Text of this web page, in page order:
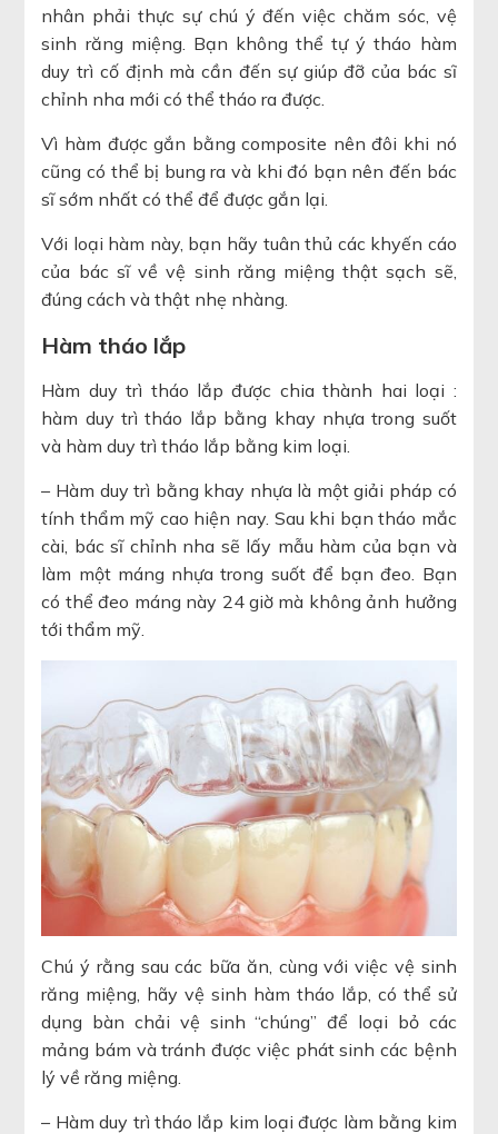
nhân phải thực sự chú ý đến việc chăm sóc, vệ
sinh răng miệng. Bạn không thể tự ý tháo hàm
duy trì cố định mà cần đến sự giúp đỡ của bác sĩ
chỉnh nha mới có thể tháo ra được.
Vì hàm được gắn bằng composite nên đôi khi nó
cũng có thể bị bung ra và khi đó bạn nên đến bác
sĩ sớm nhất có thể để được gắn lại.
Với loại hàm này, bạn hãy tuân thủ các khyến cáo
của bác sĩ về vệ sinh răng miệng thật sạch sẽ,
đúng cách và thật nhẹ nhàng.
Hàm tháo lắp
Hàm duy trì tháo lắp được chia thành hai loại :
hàm duy trì tháo lắp bằng khay nhựa trong suốt
và hàm duy trì tháo lắp bằng kim loại.
– Hàm duy trì bằng khay nhựa là một giải pháp có
tính thẩm mỹ cao hiện nay. Sau khi bạn tháo mắc
cài, bác sĩ chỉnh nha sẽ lấy mẫu hàm của bạn và
làm một máng nhựa trong suốt để bạn đeo. Bạn
có thể đeo máng này 24 giờ mà không ảnh hưởng
tới thẩm mỹ.
Chú ý rằng sau các bữa ăn, cùng với việc vệ sinh
răng miệng, hãy vệ sinh hàm tháo lắp, có thể sử
dụng bàn chải vệ sinh “chúng” để loại bỏ các
mảng bám và tránh được việc phát sinh các bệnh
lý về răng miệng.
– Hàm duy trì tháo lắp kim loại được làm bằng kim